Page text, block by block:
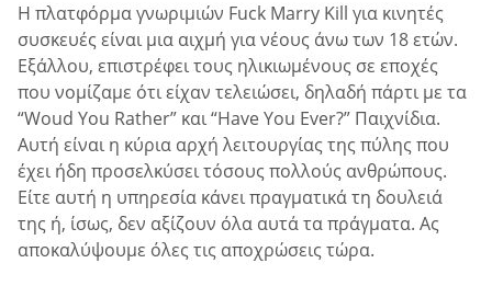
Η πλατφόρμα γνωριμιών Fuck Marry Kill για κινητές
συσκευές είναι μια αιχμή για νέους άνω των 18 ετών.
Εξάλλου, επιστρέφει τους ηλικιωμένους σε εποχές
που νομίζαμε ότι είχαν τελειώσει, δηλαδή πάρτι με τα
“Woud You Rather” και “Have You Ever?” Παιχνίδια.
Αυτή είναι η κύρια αρχή λειτουργίας της πύλης που
έχει ήδη προσελκύσει τόσους πολλούς ανθρώπους.
Είτε αυτή η υπηρεσία κάνει πραγματικά τη δουλειά
της ή, ίσως, δεν αξίζουν όλα αυτά τα πράγματα. Ας
αποκαλύψουμε όλες τις αποχρώσεις τώρα.